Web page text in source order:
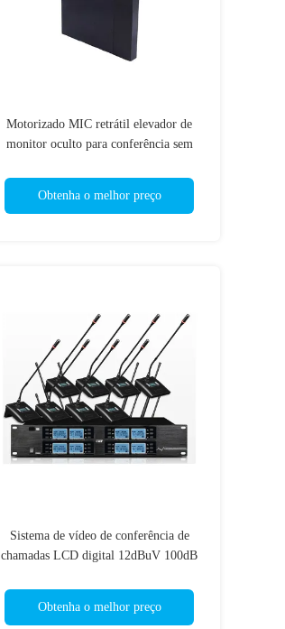
Motorizado MIC retrátil elevador de
monitor oculto para conferência sem
Obtenha o melhor preço
Sistema de vídeo de conferência de
chamadas LCD digital 12dBuV 100dB
Obtenha o melhor preço